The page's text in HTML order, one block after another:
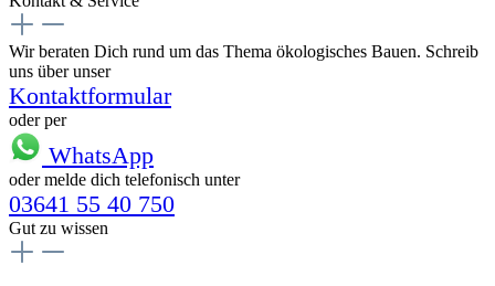
Wir beraten Dich rund um das Thema ökologisches Bauen. Schreib
uns über unser
Kontaktformular
oder per
WhatsApp
oder melde dich telefonisch unter
03641 55 40 750
Gut zu wissen